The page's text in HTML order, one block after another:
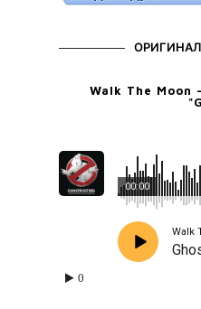
Walk The Moon
00:00
Walk
0